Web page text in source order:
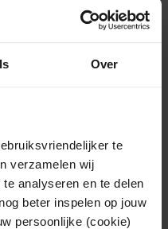
Over
te
verzamelen wij
analyseren en te delen
beter inspelen op jouw
persoonlijke (cookie)